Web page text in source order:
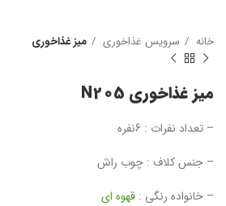
خانه سرویس غذاخوری میز غذاخوری
میز غذاخوری N205
– تعداد نفرات : 6نفره
– جنس کلاف : چوب راش
– خانواده رنگی : قهوه ای